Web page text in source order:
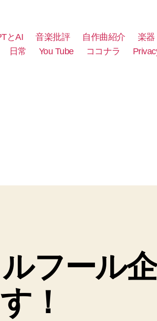
とAI 音楽批評 自作曲紹介 楽器
日常
You Tube ココナラ
フール企
！